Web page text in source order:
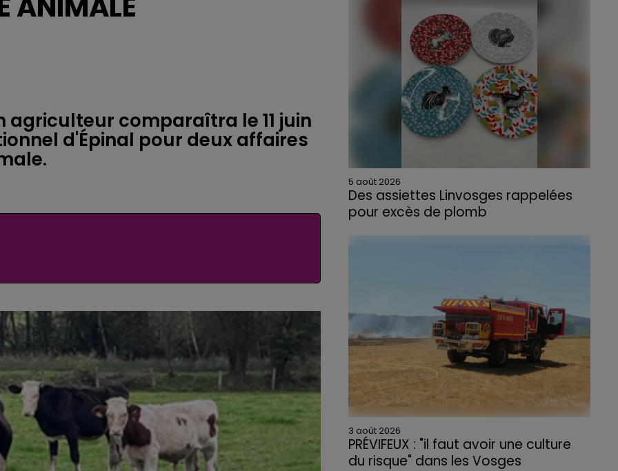
agriculteur comparaîtra le 11 juin
d'Épinal pour deux affaires
5 août 2026
Des assiettes Linvosges rappelées
pour excès de plomb
3 août 2026
PRÉVIFEUX : "il faut avoir une culture
du risque" dans les Vosges